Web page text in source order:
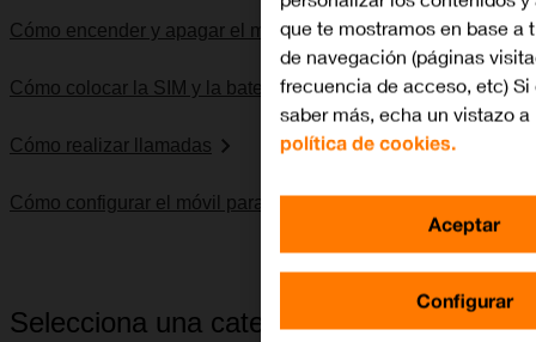
Cómo encender y apagar el móvil
Cómo colocar la SIM y la batería
Cómo realizar llamadas
Cómo configurar el móvil para SMS
Selecciona una categoría
que te mostramos en base a
de navegación (páginas
frecuencia de acceso, etc) Si
saber más, echa un vistazo a
política de cookies.
Configurar
Aceptar